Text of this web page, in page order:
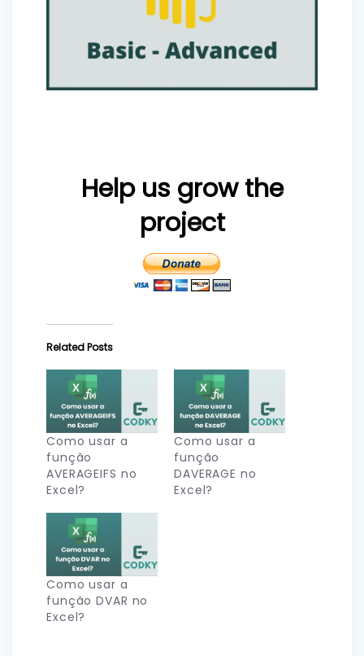
Help us grow the
project
Related Posts
Como usar a
função
AVERAGEIFS no
Excel?
Como usar a
função
DAVERAGE no
Excel?
Como usar a
função DVAR no
Excel?